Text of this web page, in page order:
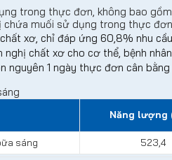
trong thực đơn, không bao
muối sử dụng trong thực
xơ, chỉ đáp ứng 60,8% nhu
nghị chất xơ cho cơ thể, bệnh
nguyên 1 ngày thực đơn cân
Năng lượng
sáng 523,4